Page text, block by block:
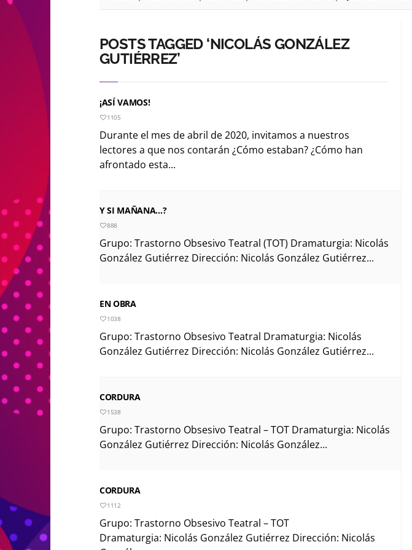
POSTS TAGGED ‘NICOLÁS GONZÁLEZ
GUTIÉRREZ’
¡ASÍ VAMOS!
1105
Durante el mes de abril de 2020, invitamos a nuestros
lectores a que nos contarán ¿Cómo estaban? ¿Cómo han
afrontado esta...
Y SI MAÑANA…?
888
Grupo: Trastorno Obsesivo Teatral (TOT) Dramaturgia: Nicolás
González Gutiérrez Dirección: Nicolás González Gutiérrez...
EN OBRA
1038
Grupo: Trastorno Obsesivo Teatral Dramaturgia: Nicolás
González Gutiérrez Dirección: Nicolás González Gutiérrez...
CORDURA
1538
Grupo: Trastorno Obsesivo Teatral – TOT Dramaturgia: Nicolás
González Gutiérrez Dirección: Nicolás González...
CORDURA
1112
Grupo: Trastorno Obsesivo Teatral – TOT
Dramaturgia: Nicolás González Gutiérrez Dirección: Nicolás